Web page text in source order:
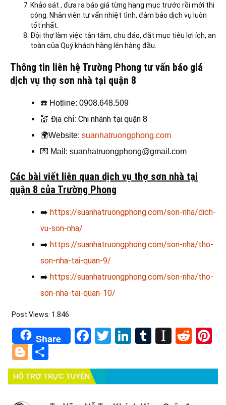
Khảo sát , đưa ra báo giá từng hạng mục trước rồi mới thi
công. Nhân viên tư vấn nhiệt tình, đảm bảo dịch vụ luôn
tốt nhất.
Đội thợ làm việc tận tâm, chu đáo, đặt mục tiêu lợi ích, an
toàn của Quý khách hàng lên hàng đầu.
Thông tin liên hệ Trường Phong tư vấn báo giá
dịch vụ thợ sơn nhà tại quận 8
☎️ Hotline: 0908.648.509
💒 Địa chỉ: Chi nhánh tại quận 8
🌍Website: suanhatruongphong.com
💌 Mail: suanhatruongphong@gmail.com
Các bài viết liên quan dịch vụ thợ sơn nhà tại
quận 8 của Trường Phong
➡️ https://suanhatruongphong.com/son-nha/dich-
vu-son-nha/
➡️ https://suanhatruongphong.com/son-nha/tho-
son-nha-tai-quan-9/
➡️ https://suanhatruongphong.com/son-nha/tho-
son-nha-tai-quan-10/
Post Views: 1.846
Share Facebook
TwitterLinkedIn
Tumblr
Blogger
HỔ TRỢ TRỰC TUYẾN